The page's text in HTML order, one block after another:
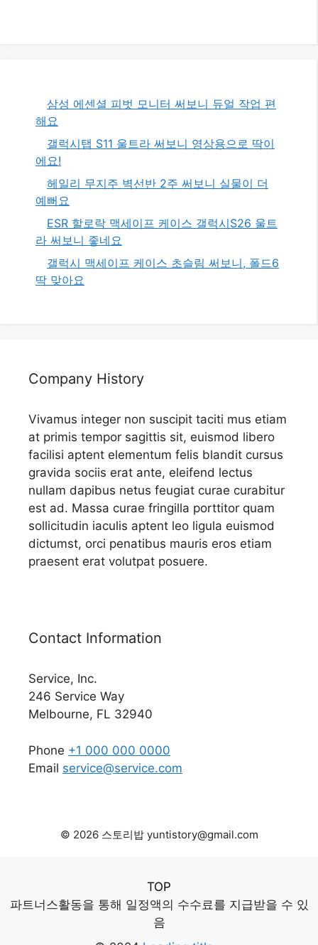
삼성 에센셜 피벗 모니터 써보니 듀얼 작업 편
해요
갤럭시탭 S11 울트라 써보니 영상용으로 딱이
에요!
헤일리 무지주 벽선반 2주 써보니 실물이 더
예뻐요
ESR 할로락 맥세이프 케이스 갤럭시S26 울트
라 써보니 좋네요
갤럭시 맥세이프 케이스 초슬림 써보니, 폴드6
딱 맞아요
Company History
Vivamus integer non suscipit taciti mus etiam
at primis tempor sagittis sit, euismod libero
facilisi aptent elementum felis blandit cursus
gravida sociis erat ante, eleifend lectus
nullam dapibus netus feugiat curae curabitur
est ad. Massa curae fringilla porttitor quam
sollicitudin iaculis aptent leo ligula euismod
dictumst, orci penatibus mauris eros etiam
praesent erat volutpat posuere.
Contact Information
Service, Inc.
246 Service Way
Melbourne, FL 32940
Phone +1 000 000 0000
Email service@service.com
© 2026 스토리밥 yuntistory@gmail.com
TOP
파트너스활동을 통해 일정액의 수수료를 지급받을 수 있
음